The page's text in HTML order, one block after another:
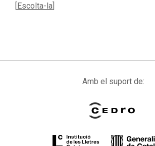
[Escolta-la]
Amb el suport de: